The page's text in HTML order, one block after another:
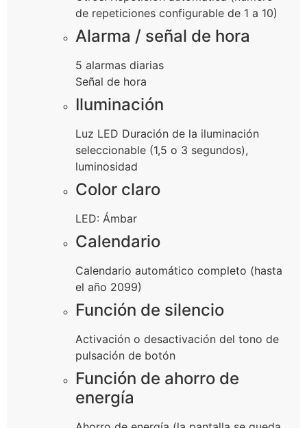
de repeticiones configurable de 1 a 10)
Alarma / señal de hora
5 alarmas diarias
Señal de hora
Iluminación
Luz LED Duración de la iluminación
seleccionable (1,5 o 3 segundos),
luminosidad
Color claro
LED: Ámbar
Calendario
Calendario automático completo (hasta
el año 2099)
Función de silencio
Activación o desactivación del tono de
pulsación de botón
Función de ahorro de
energía